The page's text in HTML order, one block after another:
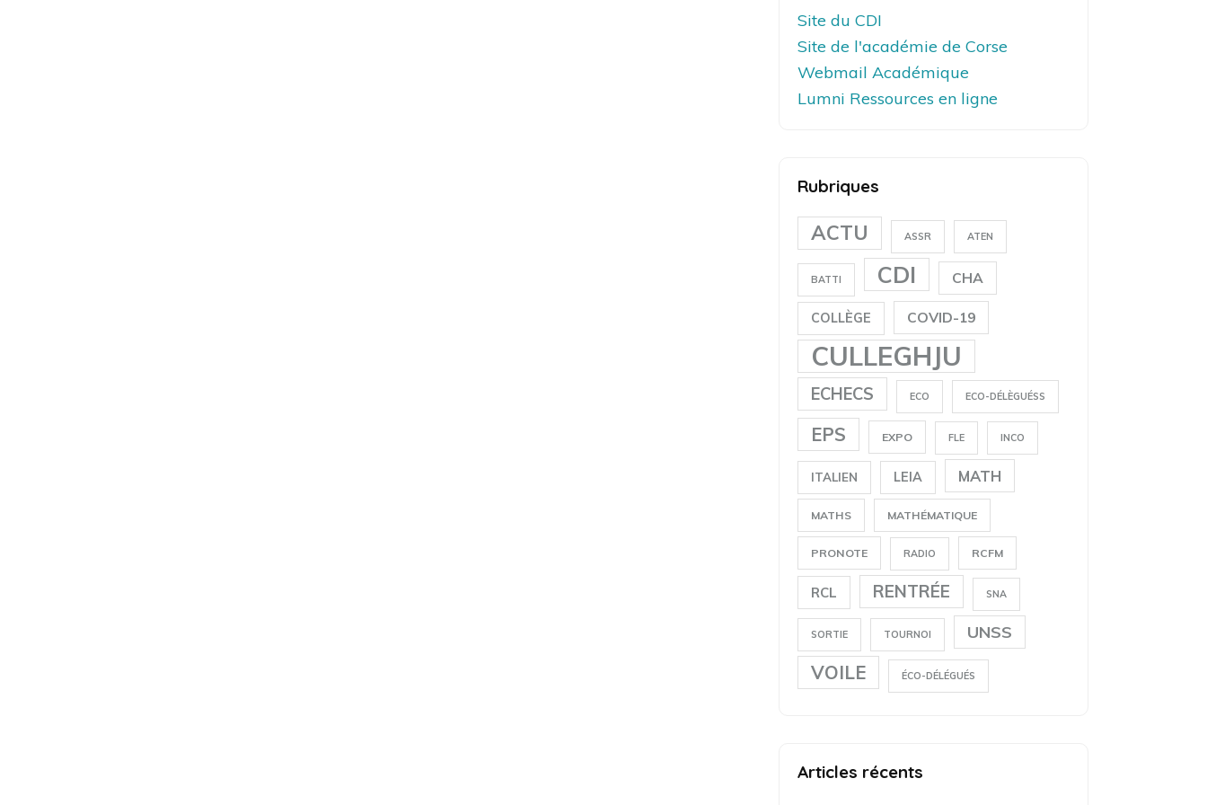
Site du CDI
Site de l'académie de Corse
Webmail Académique
Lumni Ressources en ligne
Rubriques
ACTU ASSR ATEN
BATTI CDI CHA
COLLÈGE COVID-19
CULLEGHJU
ECHECS ECO ECO-DÉLÈGUÉSS
EPS EXPO FLE INCO
ITALIEN LEIA MATH
MATHS MATHÉMATIQUE
PRONOTE RADIO RCFM
RCL RENTRÉE SNA
SORTIE TOURNOI UNSS
VOILE ÉCO-DÉLÉGUÉS
Articles récents